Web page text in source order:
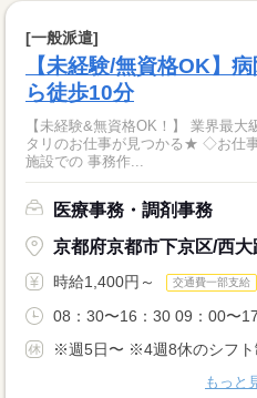
[一般派遣]
【未経験/無資格OK】
ら徒歩10分
【未経験&無資格OK！】 業界最
タリのお仕事が見つかる★ ◇お仕事内容◇ 病院やクリニック、介護
施設での 事務作...
医療事務・調剤事務
京都府京都市下京区/西大
時給1,400円～ 交通費一部支給
08：30〜16：30 09：00〜
※週5日〜 ※4週8休のシフト
もっと